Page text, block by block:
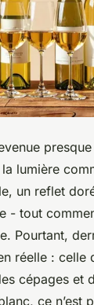
lumière
un reflet
- tout
Pourtant,
réelle : celle
cépages et
ce n’est